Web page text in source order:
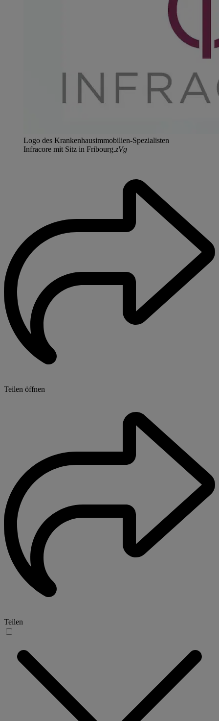
Logo des Krankenhausimmobilien-Spezialisten
Infracore mit Sitz in Fribourg.zVg
Teilen öffnen
Teilen